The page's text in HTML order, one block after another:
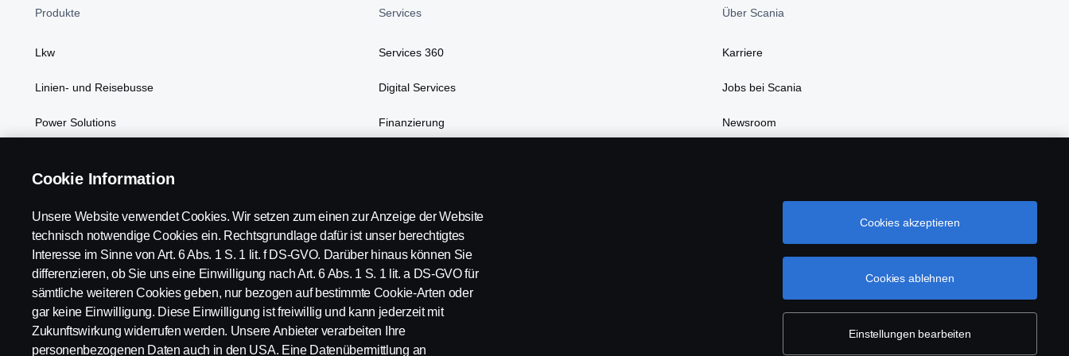
Produkte
Lkw
Linien- und Reisebusse
Power Solutions
Services
Services 360
Digital Services
Finanzierung
Über Scania
Karriere
Jobs bei Scania
Newsroom
Scania in Ihrer Region: Österreich
Cookie Information
Unsere Website verwendet Cookies. Wir setzen zum einen zur Anzeige der Website
technisch notwendige Cookies ein. Rechtsgrundlage dafür ist unser berechtigtes
Interesse im Sinne von Art. 6 Abs. 1 S. 1 lit. f DS-GVO. Darüber hinaus können Sie
differenzieren, ob Sie uns eine Einwilligung nach Art. 6 Abs. 1 S. 1 lit. a DS-GVO für
sämtliche weiteren Cookies geben, nur bezogen auf bestimmte Cookie-Arten oder
gar keine Einwilligung. Diese Einwilligung ist freiwillig und kann jederzeit mit
Zukunftswirkung widerrufen werden. Unsere Anbieter verarbeiten Ihre
personenbezogenen Daten auch in den USA. Eine Datenübermittlung an
Einstellungen bearbeiten
Cookies ablehnen
Cookies akzeptieren